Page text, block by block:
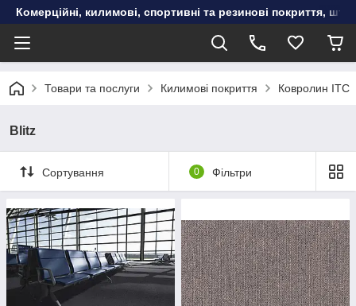
Комерційні, килимові, спортивні та резинові покриття,
Товари та послуги Килимові покриття Ковролин ITC
Blitz
Сортування 0 Фільтри